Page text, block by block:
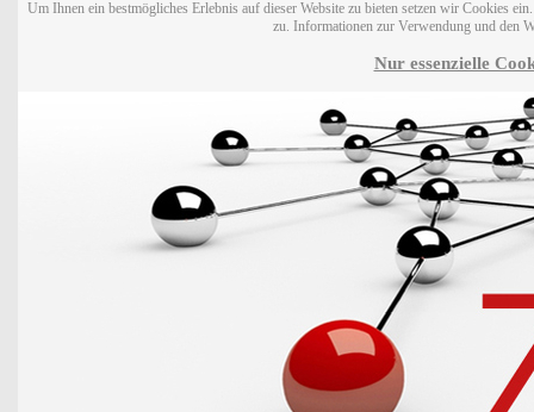
Um Ihnen ein bestmögliches Erlebnis auf dieser Website zu bieten setzen wir Cookies
zu. Informationen zur Verwendung und den
Nur essenzielle